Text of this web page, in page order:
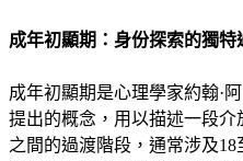
成年初顯期：身份探索的獨特
成年初顯期是心理學家約翰·
提出的概念，用以描述一段
之間的過渡階段，通常涉及